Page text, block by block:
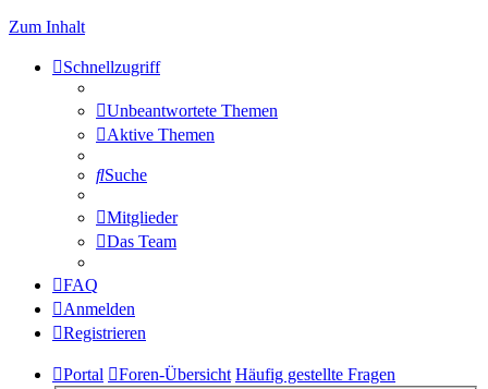
Zum Inhalt
Schnellzugriff
Unbeantwortete Themen
Aktive Themen
Suche
Mitglieder
Das Team
FAQ
Anmelden
Registrieren
Portal Foren-Übersicht Häufig gestellte Fragen